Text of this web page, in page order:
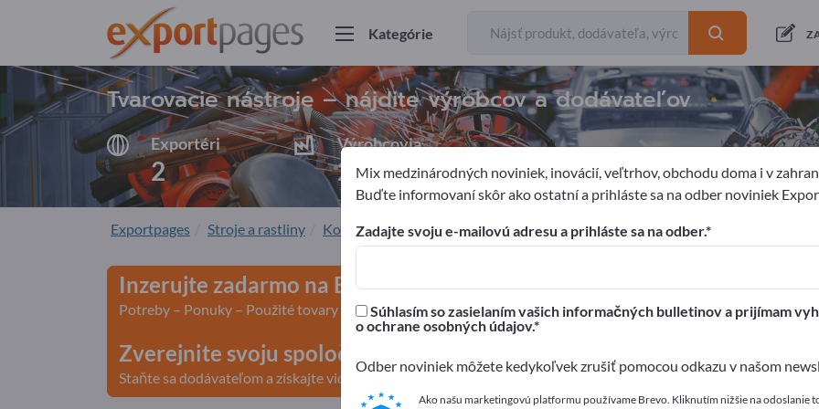
Kategórie
Tvarovacie nástroje – nájdite výrobcov a dodávateľov
Exportéri
2
Výrobcovia
2
Exportpages Stroje a rastliny Konštrukcia strojov a zariadení Náradie Tvarovacie nástroje
Inzerujte zadarmo na Exportpages!
Potreby – Ponuky – Použité tovary – Obchodné kontakty >> začnite tu
Zverejnite svoju spoločnosť a svoje produkty na Exportpages.
Staňte sa dodávateľom a získajte viditeľnosť>> zverejniť tu
Mix medzinárodných noviniek, inovácií, veľtrhov, obchodu doma i v
Buďte informovaní skôr ako ostatní a prihláste sa na odber noviniek
Zadajte svoju e-mailovú adresu a prihláste sa na odber.
Súhlasím so zasielaním vašich informačných bulletinov a prijímam
o ochrane osobných údajov.
Odber noviniek môžete kedykoľvek zrušiť pomocou odkazu v našom
Ako našu marketingovú platformu používame Brevo. Kliknutím nižšie na odoslanie